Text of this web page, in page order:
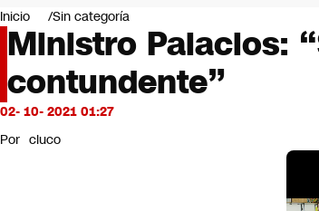
Mundo
Negocios
Deportes
Programas completos
Cultura
Servicios
Bits
CNN Data
Inicio Sin categoría
Ministro Palacios:
contundente”
02- 10- 2021 01:27
Por cluco